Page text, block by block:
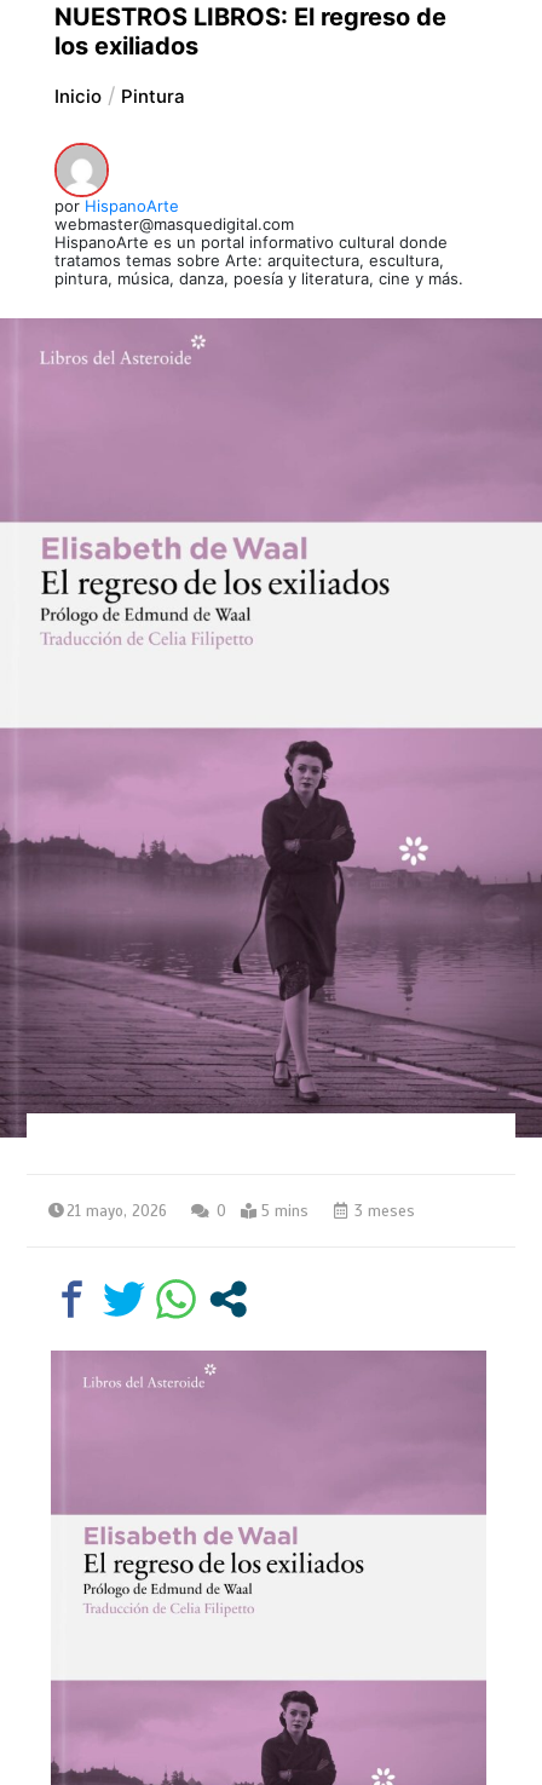
NUESTROS LIBROS: El regreso de
los exiliados
Inicio Pintura
por HispanoArte
webmaster@masquedigital.com
HispanoArte es un portal informativo cultural donde
tratamos temas sobre Arte: arquitectura, escultura,
pintura, música, danza, poesía y literatura, cine y más.
21 mayo, 2026 0 5 mins 3 meses